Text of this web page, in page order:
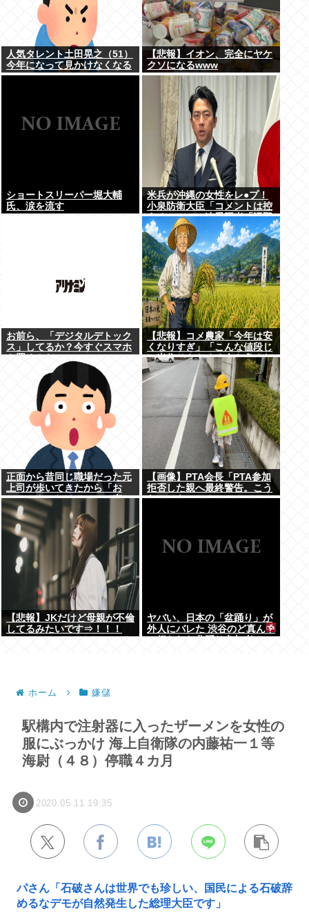
人気タレント土田晃之（51）
今年になって見かけなくなる
【悲報】イオン、完全にヤケ
クソになるwww
ショートスリーパー堀大輔
氏、涙を流す
米兵が沖縄の女性をレ●プ！
小泉防衛大臣「コメントは控
える」ニュー速愛国者「辺野
古！」
お前ら、「デジタルデトック
ス」してるか？今すぐスマホ
【悲報】コメ農家「今年は安
くなりすぎ」「こんな値段じ
ゃ米作りをやめる人も多くな
るんじゃないかな?」
正面から昔同じ職場だった元
上司が歩いてきたから「お
～！こんにちは！」って声か
けたんや
【画像】PTA会長「PTA参加
拒否した親へ最終警告。こう
なってもいい？」⇒！
【悲報】JKだけど母親が不倫
してるみたいです⇒！！！
ヤバい、日本の「盆踊り」が
外人にバレた 渋谷のど真ん中
ホーム
嫌儲
駅構内で注射器に入ったザーメンを女性の
服にぶっかけ 海上自衛隊の内藤祐一１等
海尉（４８）停職４カ月
2020.05.11 19:35
パさん「石破さんは世界でも珍しい、国民による石破辞
めるなデモが自然発生した総理大臣です」